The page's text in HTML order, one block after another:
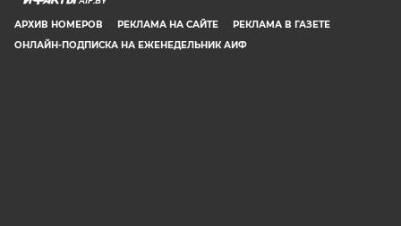
АРХИВ НОМЕРОВ РЕКЛАМА НА САЙТЕ
РЕКЛАМА В ГАЗЕТЕ
ОНЛАЙН-ПОДПИСКА НА ЕЖЕНЕДЕЛЬНИК АИФ